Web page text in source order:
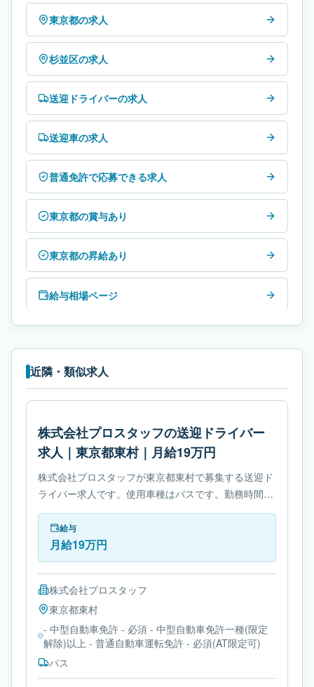
東京都の求人
杉並区の求人
送迎ドライバーの求人
送迎車の求人
普通免許で応募できる求人
東京都の賞与あり
東京都の昇給あり
給与相場ページ
近隣・類似求人
株式会社プロスタッフの送迎ドライバー
求人｜東京都東村｜月給19万円
株式会社プロスタッフが東京都東村で募集する送迎ド
ライバー求人です。使用車種はバスです。勤務時間
は- 変形労働時間制です。必要免許は- 中型自動車免許
です。給与
月給19万円
株式会社プロスタッフ
東京都東村
- 中型自動車免許 - 必須 - 中型自動車免許一種(限定
解除)以上 - 普通自動車運転免許 - 必須(AT限定可)
バス